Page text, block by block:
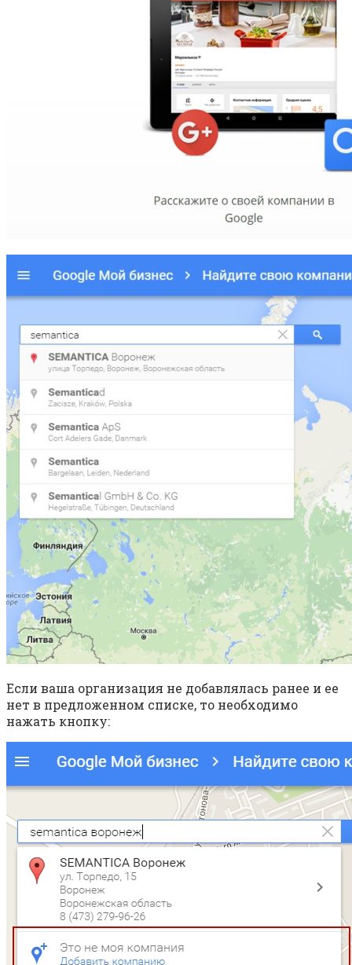
Если ваша организация не добавлялась ранее и ее
нет в предложенном списке, то необходимо
нажать кнопку: